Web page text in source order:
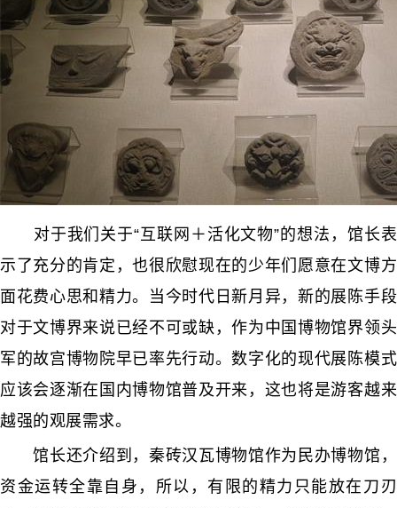
对于我们关于“互联网＋活化文物”的想法，馆长表
示了充分的肯定，也很欣慰现在的少年们愿意在文博方
面花费心思和精力。当今时代日新月异，新的展陈手段
对于文博界来说已经不可或缺，作为中国博物馆界领头
军的故宫博物院早已率先行动。数字化的现代展陈模式
应该会逐渐在国内博物馆普及开来，这也将是游客越来
越强的观展需求。
馆长还介绍到，秦砖汉瓦博物馆作为民办博物馆，
资金运转全靠自身，所以，有限的精力只能放在刀刃